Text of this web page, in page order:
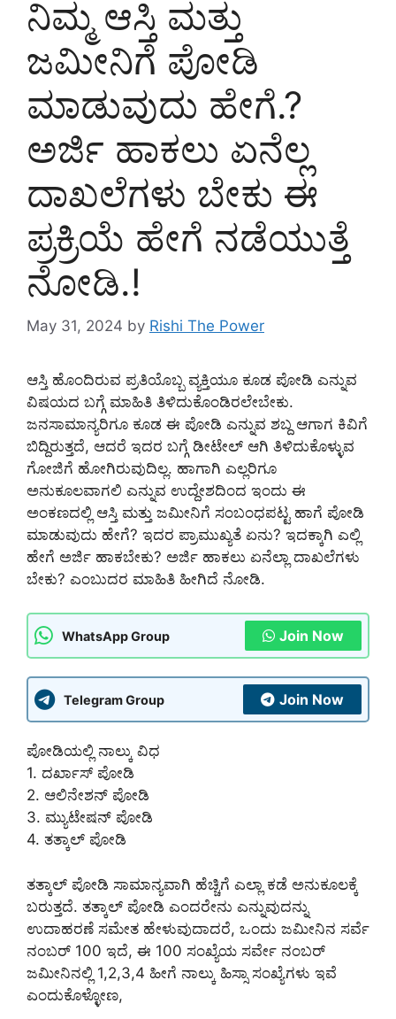
ನಿಮ್ಮ ಆಸ್ತಿ ಮತ್ತು
ಜಮೀನಿಗೆ ಪೋಡಿ
ಮಾಡುವುದು ಹೇಗೆ.?
ಅರ್ಜಿ ಹಾಕಲು ಏನೆಲ್ಲ
ದಾಖಲೆಗಳು ಬೇಕು ಈ
ಪ್ರಕ್ರಿಯೆ ಹೇಗೆ ನಡೆಯುತ್ತೆ
ನೋಡಿ.!
May 31, 2024 by Rishi The Power
ಆಸ್ತಿ ಹೊಂದಿರುವ ಪ್ರತಿಯೊಬ್ಬ ವ್ಯಕ್ತಿಯೂ ಕೂಡ ಪೋಡಿ ಎನ್ನುವ
ವಿಷಯದ ಬಗ್ಗೆ ಮಾಹಿತಿ ತಿಳಿದುಕೊಂಡಿರಲೇಬೇಕು.
ಜನಸಾಮಾನ್ಯರಿಗೂ ಕೂಡ ಈ ಪೋಡಿ ಎನ್ನುವ ಶಬ್ದ ಆಗಾಗ ಕಿವಿಗೆ
ಬಿದ್ದಿರುತ್ತದೆ, ಆದರೆ ಇದರ ಬಗ್ಗೆ ಡೀಟೇಲ್ ಆಗಿ ತಿಳಿದುಕೊಳ್ಳುವ
ಗೋಜಿಗೆ ಹೋಗಿರುವುದಿಲ್ಲ. ಹಾಗಾಗಿ ಎಲ್ಲರಿಗೂ
ಅನುಕೂಲವಾಗಲಿ ಎನ್ನುವ ಉದ್ದೇಶದಿಂದ ಇಂದು ಈ
ಅಂಕಣದಲ್ಲಿ ಆಸ್ತಿ ಮತ್ತು ಜಮೀನಿಗೆ ಸಂಬಂಧಪಟ್ಟ ಹಾಗೆ ಪೋಡಿ
ಮಾಡುವುದು ಹೇಗೆ? ಇದರ ಪ್ರಾಮುಖ್ಯತೆ ಏನು? ಇದಕ್ಕಾಗಿ ಎಲ್ಲಿ
ಹೇಗೆ ಅರ್ಜಿ ಹಾಕಬೇಕು? ಅರ್ಜಿ ಹಾಕಲು ಏನೆಲ್ಲಾ ದಾಖಲೆಗಳು
ಬೇಕು? ಎಂಬುದರ ಮಾಹಿತಿ ಹೀಗಿದೆ ನೋಡಿ.
WhatsApp Group Join Now
Telegram Group Join Now
ಪೋಡಿಯಲ್ಲಿ ನಾಲ್ಕು ವಿಧ
1. ದರ್ಖಾಸ್ ಪೋಡಿ
2. ಆಲಿನೇಶನ್ ಪೋಡಿ
3. ಮ್ಯುಟೇಷನ್ ಪೋಡಿ
4. ತತ್ಕಾಲ್ ಪೋಡಿ
ತತ್ಕಾಲ್ ಪೋಡಿ ಸಾಮಾನ್ಯವಾಗಿ ಹೆಚ್ಚಿಗೆ ಎಲ್ಲಾ ಕಡೆ ಅನುಕೂಲಕ್ಕೆ
ಬರುತ್ತದೆ. ತತ್ಕಾಲ್ ಪೋಡಿ ಎಂದರೇನು ಎನ್ನುವುದನ್ನು
ಉದಾಹರಣೆ ಸಮೇತ ಹೇಳುವುದಾದರೆ, ಒಂದು ಜಮೀನಿನ ಸರ್ವೆ
ನಂಬರ್ 100 ಇದೆ, ಈ 100 ಸಂಖ್ಯೆಯ ಸರ್ವೇ ನಂಬರ್
ಜಮೀನಿನಲ್ಲಿ 1,2,3,4 ಹೀಗೆ ನಾಲ್ಕು ಹಿಸ್ಸಾ ಸಂಖ್ಯೆಗಳು ಇವೆ
ಎಂದುಕೊಳ್ಳೋಣ,